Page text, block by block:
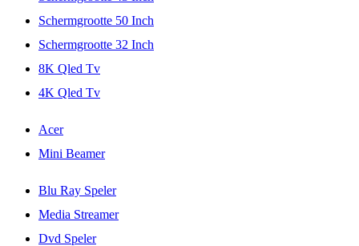
Schermgrootte 50 Inch
Schermgrootte 32 Inch
8K Qled Tv
4K Qled Tv
Acer
Mini Beamer
Blu Ray Speler
Media Streamer
Dvd Speler